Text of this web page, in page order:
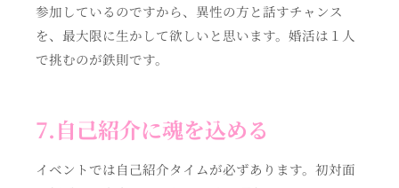
参加しているのですから、異性の方と話すチャンス
を、最大限に生かして欲しいと思います。婚活は１人
で挑むのが鉄則です。
7.自己紹介に魂を込める
イベントでは自己紹介タイムが必ずあります。初対面